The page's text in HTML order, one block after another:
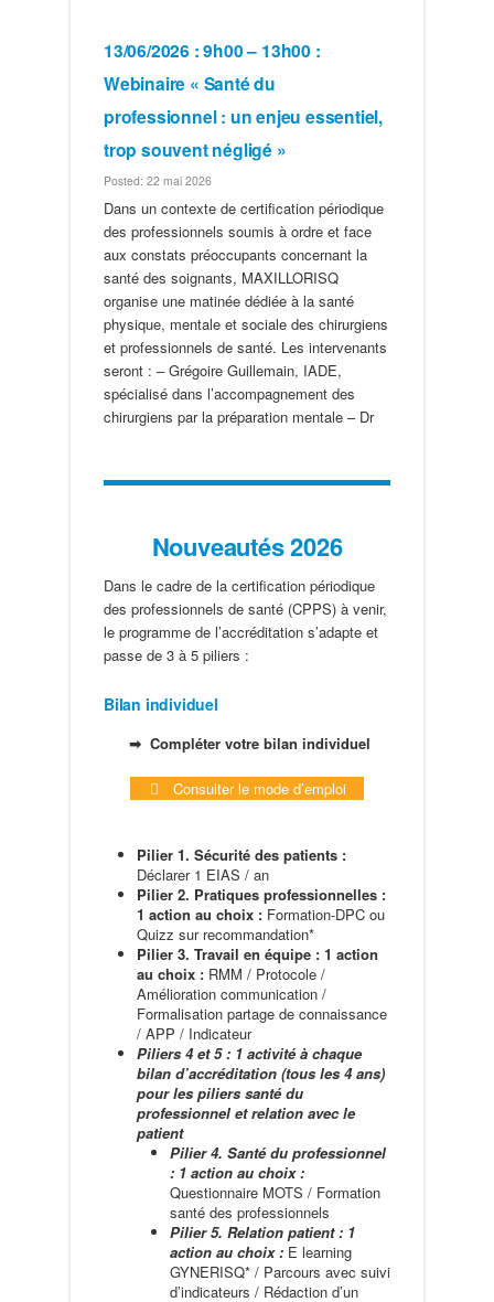
13/06/2026 : 9h00 – 13h00 :
Webinaire « Santé du
professionnel : un enjeu essentiel,
trop souvent négligé »
Posted: 22 mai 2026
Dans un contexte de certification périodique
des professionnels soumis à ordre et face
aux constats préoccupants concernant la
santé des soignants, MAXILLORISQ
organise une matinée dédiée à la santé
physique, mentale et sociale des chirurgiens
et professionnels de santé. Les intervenants
seront : – Grégoire Guillemain, IADE,
spécialisé dans l’accompagnement des
chirurgiens par la préparation mentale – Dr
Nouveautés 2026
Dans le cadre de la certification périodique
des professionnels de santé (CPPS) à venir,
le programme de l’accréditation s’adapte et
passe de 3 à 5 piliers :
Bilan individuel
➡ Compléter votre bilan individuel
Consulter le mode d’emploi
Pilier 1. Sécurité des patients :
Déclarer 1 EIAS / an
Pilier 2. Pratiques professionnelles :
1 action au choix : Formation-DPC ou
Quizz sur recommandation*
Pilier 3. Travail en équipe : 1 action
au choix : RMM / Protocole /
Amélioration communication /
Formalisation partage de connaissance
/ APP / Indicateur
Piliers 4 et 5 : 1 activité à chaque
bilan d’accréditation (tous les 4 ans)
pour les piliers santé du
professionnel et relation avec le
patient
Pilier 4. Santé du professionnel
: 1 action au choix :
Questionnaire MOTS / Formation
santé des professionnels
Pilier 5. Relation patient : 1
action au choix : E learning
GYNERISQ* / Parcours avec suivi
d’indicateurs / Rédaction d’un